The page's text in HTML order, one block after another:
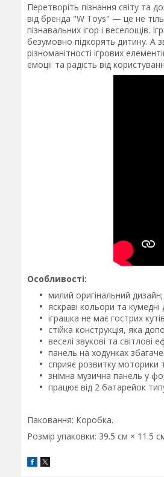
Перетворіть пізнання світу та
від бренда "W Toys" — це не
пізнавальних ігор і веселощів.
безумовно підкорять дитину. А
різноманітності ігрових
емоції та радість від
Особливості:
милий оригінальний дизайн;
яскраві кольори та
іграшка не має гострих
стійка конструкція, яка
веселі звукові та
панель на ходунках
сприяє розвитку моторики
знімна музична панель у
працює від 2 батарейок
Паковання: Коробка.
Розмір упаковки: 39.5 см × 11.5